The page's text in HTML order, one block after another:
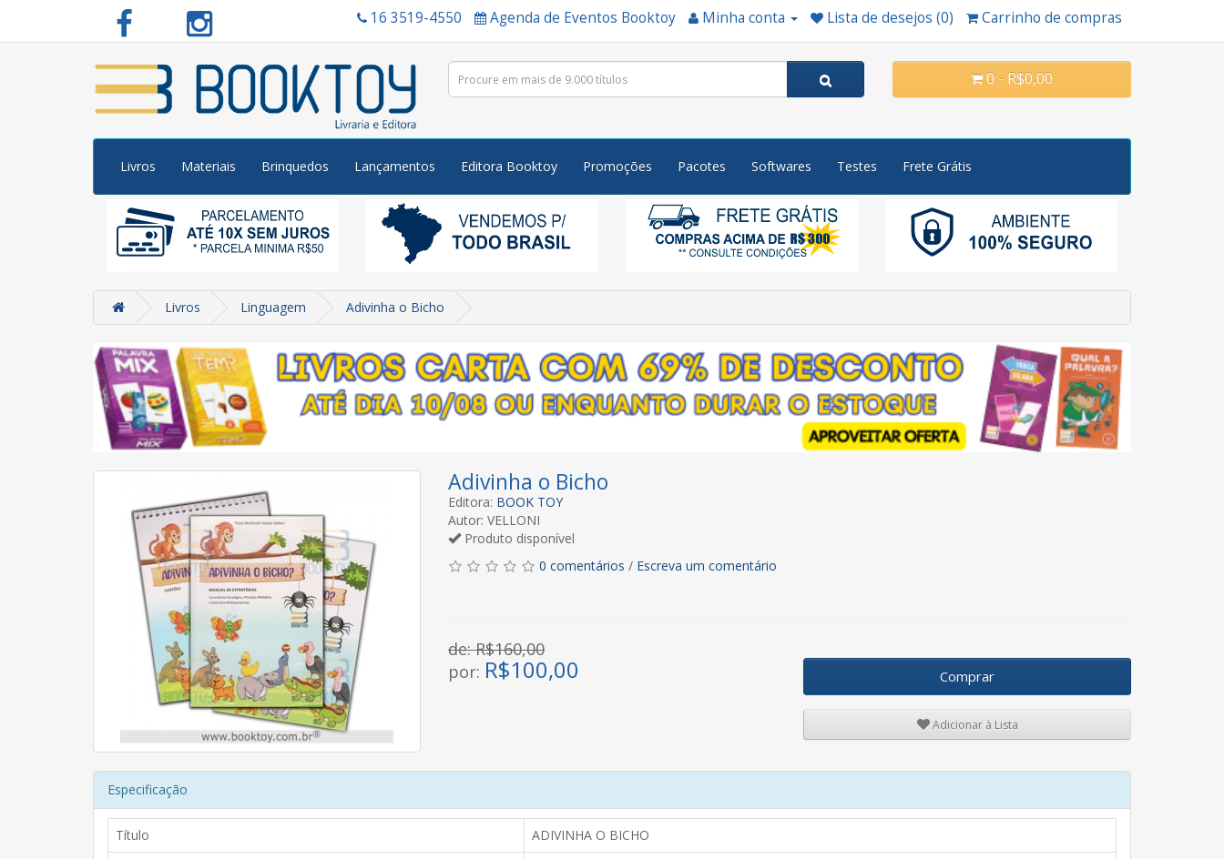
16 3519-4550 Agenda de Eventos Booktoy Minha conta Lista de desejos (0) Carrinho de compras
0 - R$0,00
Livros Materiais Brinquedos Lançamentos Editora Booktoy Promoções Pacotes Softwares Testes Frete Grátis
Livros Linguagem Adivinha o Bicho
Adivinha o Bicho
Editora: BOOK TOY
Autor: VELLONI
Produto disponível
0 comentários / Escreva um comentário
de: R$160,00
por: R$100,00 Comprar
Adicionar à Lista
Especificação
Título
ADIVINHA O BICHO